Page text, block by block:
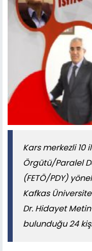
Kars merkezli 10
Örgütü/Paralel
(FETÖ/PDY)
Kafkas
Dr. Hidayet
bulunduğu 24